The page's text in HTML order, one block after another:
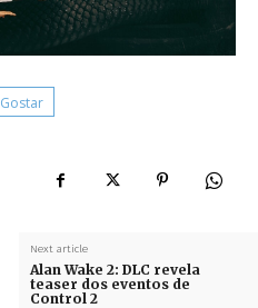
Gostar
Next article
Alan Wake 2: DLC revela
teaser dos eventos de
Control 2